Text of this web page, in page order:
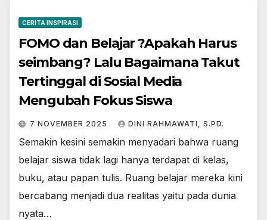
CERITA INSPIRASI
FOMO dan Belajar ?Apakah Harus
seimbang? Lalu Bagaimana Takut
Tertinggal di Sosial Media
Mengubah Fokus Siswa
7 NOVEMBER 2025 DINI RAHMAWATI, S.PD.
Semakin kesini semakin menyadari bahwa ruang
belajar siswa tidak lagi hanya terdapat di kelas,
buku, atau papan tulis. Ruang belajar mereka kini
bercabang menjadi dua realitas yaitu pada dunia
nyata…